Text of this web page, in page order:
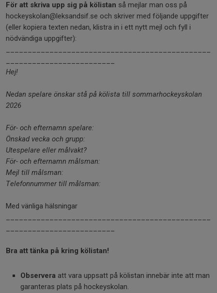
För att skriva upp sig på kölistan så mejlar man oss på
hockeyskolan@leksandsif.se och skriver med följande uppgifter
(eller kopiera texten nedan, klistra in i ett nytt mejl och fyll i
nödvändiga uppgifter):
Hej!
Nedan spelare önskar stå på kölista till sommarhockeyskolan
2026
För- och efternamn spelare:
Önskad vecka och grupp:
Utespelare eller målvakt?
För- och efternamn målsman:
Mejl till målsman:
Telefonnummer till målsman:
Med vänliga hälsningar
Bra att tänka på kring kölistan!
Observera att vara uppsatt på kölistan innebär inte att man
garanteras plats på hockeyskolan.